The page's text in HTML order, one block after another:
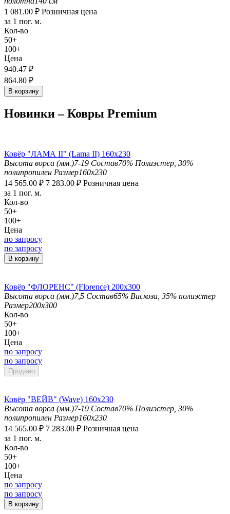
1 081.00 ₽ Розничная цена
за 1 пог. м.
Кол-во
50+
100+
Цена
940.47 ₽
864.80 ₽
В корзину
Новинки – Ковры Premium
Ковёр "ЛАМА II" (Lama II) 160х230
Высота ворса (мм.)7-19 Состав70% Полиэстер, 30%
полипропилен Размер160x230
14 565.00 ₽ 7 283.00 ₽ Розничная цена
за 1 пог. м.
Кол-во
50+
100+
Цена
по запросу
по запросу
В корзину
Ковёр "ФЛОРЕНС" (Florence) 200х300
Высота ворса (мм.)7,5 Состав65% Вискоза, 35% полиэстер
Размер200x300
Кол-во
50+
100+
Цена
по запросу
по запросу
Продано
Ковёр "ВЕЙВ" (Wave) 160х230
Высота ворса (мм.)7-19 Состав70% Полиэстер, 30%
полипропилен Размер160x230
14 565.00 ₽ 7 283.00 ₽ Розничная цена
за 1 пог. м.
Кол-во
50+
100+
Цена
по запросу
по запросу
В корзину